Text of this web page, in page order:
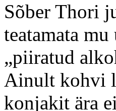
Sõber Thori
teatamata
„piiratud
Ainult kohvi
konjakit ära